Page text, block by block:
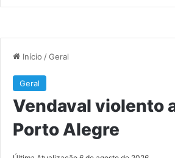
Caminho
Devoção